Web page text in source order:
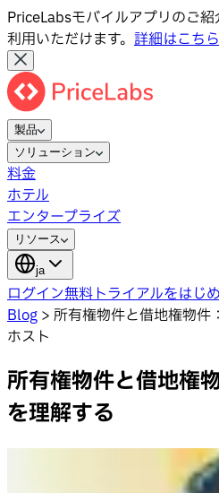
PriceLabsモバイルアプリのご
利用いただけます。 詳細はこち
製品
ソリューション
料金
ホテル
エンタープライズ
リソース
ja
ログイン無料トライアルをはじ
Blog > 所有権物件と借地権物件
ホスト
所有権物件と借地権
を理解する